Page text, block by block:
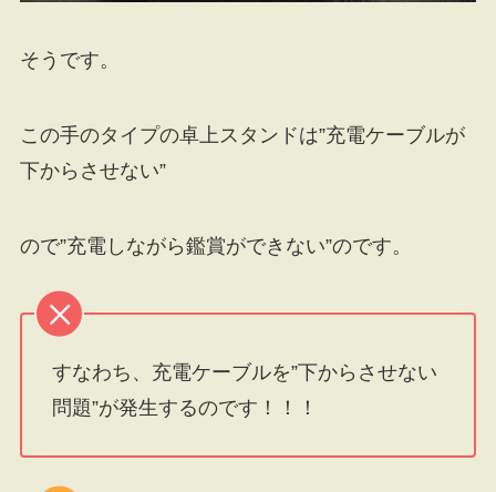
そうです。
この手のタイプの卓上スタンドは”充電ケーブルが
下からさせない”
ので”充電しながら鑑賞ができない”のです。
すなわち、充電ケーブルを”下からさせない
問題”が発生するのです！！！